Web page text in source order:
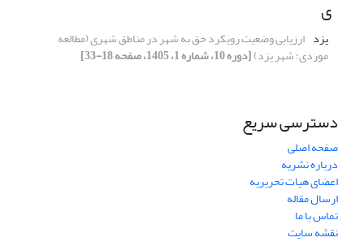
ی
یزد ارزیابی وضعیت رویکرد حق به شهر در مناطق شهری (مطالعه
موردی: شهر یزد)[دوره 10، شماره 1، 1405، صفحه 18-33]
دسترسی سریع
صفحه اصلی
درباره نشریه
اعضای هیات تحریریه
ارسال مقاله
تماس با ما
نقشه سایت